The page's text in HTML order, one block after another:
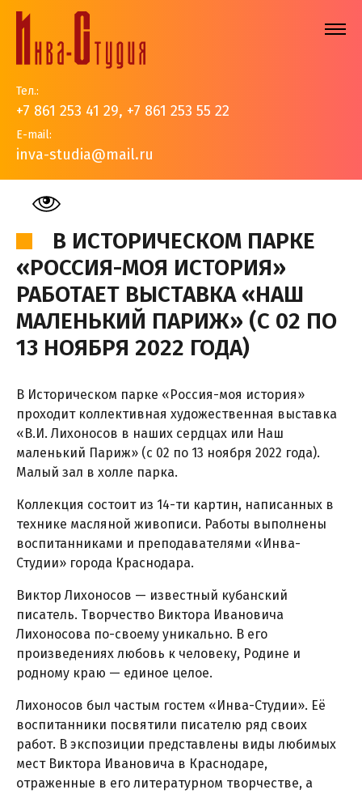
Тел.:
+7 861 253 41 29, +7 861 253 55 22
E-mail:
inva-studia@mail.ru
На главную > События > Новости > В Историческом
маленький Париж" (с 02 по 13 ноября 2022 года)
В ИСТОРИЧЕСКОМ ПАРКЕ
«РОССИЯ-МОЯ ИСТОРИЯ»
РАБОТАЕТ ВЫСТАВКА «НАШ
МАЛЕНЬКИЙ ПАРИЖ» (С 02 ПО
13 НОЯБРЯ 2022 ГОДА)
В Историческом парке «Россия-моя история»
проходит коллективная художественная выставка
«В.И. Лихоносов в наших сердцах или Наш
маленький Париж» (с 02 по 13 ноября 2022 года).
Малый зал в холле парка.
Коллекция состоит из 14-ти картин, написанных в
технике масляной живописи. Работы выполнены
воспитанниками и преподавателями «Инва-
Студии» города Краснодара.
Виктор Лихоносов — известный кубанский
писатель. Творчество Виктора Ивановича
Лихоносова по-своему уникально. В его
произведениях любовь к человеку, Родине и
родному краю — единое целое.
Лихоносов был частым гостем «Инва-Студии». Её
воспитанники посвятили писателю ряд своих
работ. В экспозиции представлены виды любимых
мест Виктора Ивановича в Краснодаре,
отраженные в его литературном творчестве, а